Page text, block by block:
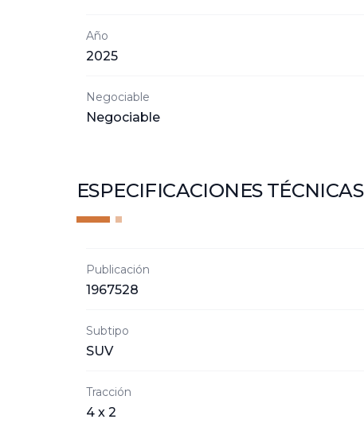
Año
2025
Negociable
Negociable
ESPECIFICACIONES TÉCNICAS
Publicación
1967528
Subtipo
SUV
Tracción
4 x 2